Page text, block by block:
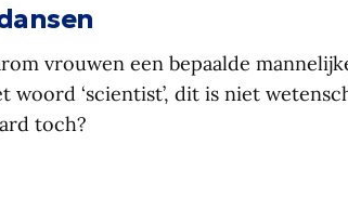
vrouwen een bepaalde
woord ‘scientist’, dit is niet
toch?